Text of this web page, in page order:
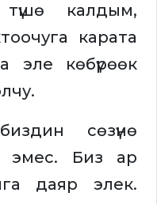
түшө калдым,
карата
эле көбүрөөк
сөзүнө
эмес. Биз ар
даяр элек.